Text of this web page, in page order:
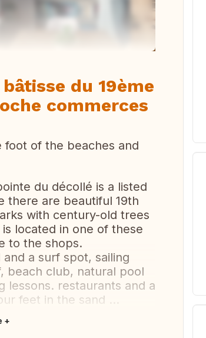
du 19ème
commerces
foot of the beaches and
du décollé is a listed
there are beautiful 19th
with century-old trees
located in one of these
to the shops.
a surf spot, sailing
beach club, natural pool
lessons. restaurants and a
feet in the sand ...